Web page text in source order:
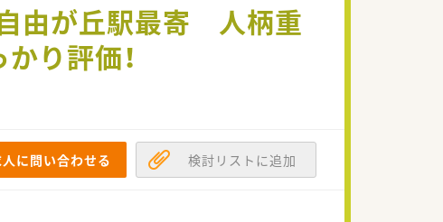
由が丘駅最寄 人柄重
り評価！
に問い合わせる 検討リストに追加